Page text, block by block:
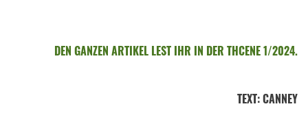
DEN GANZEN ARTIKEL LEST IHR IN DER THCENE 1/2024.
TEXT:CANNEY